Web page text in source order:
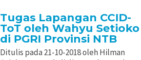
Tugas Lapangan CCID-
ToT oleh Wahyu Setioko
di PGRI Provinsi NTB
Ditulis pada 21-10-2018 oleh Hilman